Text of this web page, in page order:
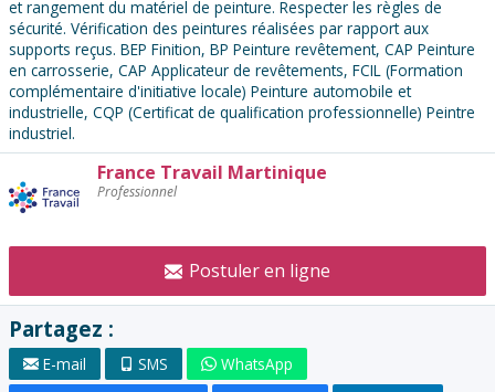
et rangement du matériel de peinture. Respecter les règles de
sécurité. Vérification des peintures réalisées par rapport aux
supports reçus. BEP Finition, BP Peinture revêtement, CAP Peinture
en carrosserie, CAP Applicateur de revêtements, FCIL (Formation
complémentaire d'initiative locale) Peinture automobile et
industrielle, CQP (Certificat de qualification professionnelle) Peintre
industriel.
l'annonceur
France Travail Martinique
Professionnel
Postuler en ligne
Partagez :
E-mail SMS
WhatsApp